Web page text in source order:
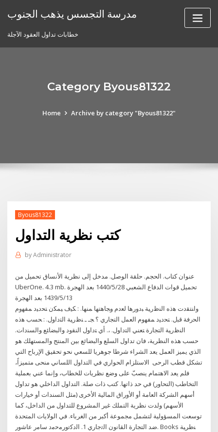
مدرسة التجسس يذهب الجنوب
خطابات تداول العقود الآجلة
Category Byous81322
Home Archive by category "Byous81322"
Byous81322
كتب نظرية التداول
byAdministrator
عنوان كتاب. الحجم. حلقة الوصل. مدخل إلى نظرية الأنساق تحميل من
UberOne. 4.3 mb. تحميل قوات الدفاع الشعبي 28‏‏/5‏‏/1440 بعد الهجرة
13‏‏/5‏‏/1439 بعد الهجرة
ﻭﺍﻨﺘﻘﺩﺕ ﻫﺫﻩ ﺍﻟﻨﻅﺭﻴﺔ ﺒﺩﻭﺭﻫﺎ ﻟﻌﺩﻡ ﻭﺠﺎﻫﺘﻬﺎ ﻤﻨﻬﺎ. : ﻜﻴﻑ ﻴﻤﻜﻥ ﺘﺤﺩﻴﺩ ﻤﻔﻬﻭﻡ
ﺍﻟﺤﺭﻓﺔ ﻗﺒل. ﺘﺤﺩﻴﺩ ﻤﻔﻬﻭﻡ ﺍﻟﻌﻤل ﺍﻟﺘﺠﺎﺭﻱ ؟ ﺠـ ـ ﻨﻅﺭﻴﺔ ﺍﻟﺘﺩﺍﻭل. : ﺤﺴﺏ ﻫﺫﻩ
ﺍﻟﻨﻅﺭﻴﺔ ﺍﻟﺘﺠﺎﺭﺓ ﺘﻌﻨﻲ ﺍﻟﺘﺩﺍﻭل. ،. ﺃﻱ ﺘﺩﺍﻭل ﺍﻟﻨﻘﻭﺩ ﻭﺍﻟﺒﻀﺎﺌﻊ ﻭﺍﻟﺴﻨﺩﺍﺕ.
حسب هذه النظرية، فان تداول السلع والبضائع بين المنتج والمستهلك هو
الذي يميز العمل يعد الشراء شرطا جوهريا للسعي نحو تحقيق الإرباح التي
تشكل قطب الرحى الاستلزام الحواري في التداول اللساني منحى متميزاً،
فلم يعد الاهتمام ينصبّ على وضع نظريات للخطاب، وإنما عني بعملية
التخاطب (التحاور) في حد ذاتها. كتب ذات صلة. التداول الداخلي هو تداول
أسهم الشركة العامة أو الأوراق المالية الأخرى (مثل السندات أو خيارات
الأسهم) ولدت نظرية التملك غير المشروع للتداول من الداخل، كما
توسعت المسؤولية لتشمل مجموعة أكبر من الغرباء. في الولايات المتحدة
ضد التجارة اﻟﻘﺎﻧون اﻟﺗﺟﺎري 1. اﻟدﻛﺗورﻣﺣﻣد ﺳﺎﻣر ﻋﺎﺷور. Books ﻨظرﻴﺔ